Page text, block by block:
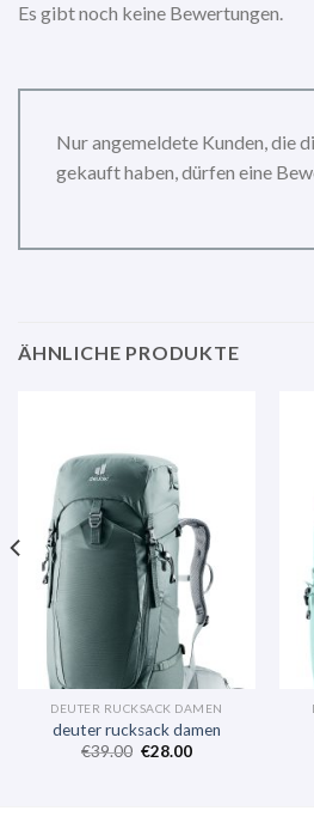
Es gibt noch keine Bewertungen.
Nur angemeldete Kunden, die
gekauft haben, dürfen eine
ÄHNLICHE PRODUKTE
DEUTER RUCKSACK DAMEN
deuter rucksack damen
€39.00 €28.00